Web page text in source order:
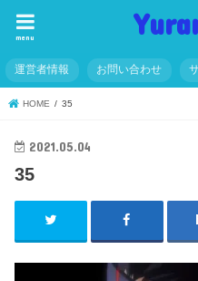
menu
運営者情報 お問い合わせ
HOME 35
2021.05.04
35